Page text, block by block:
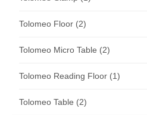
Tolomeo Floor (2)
Tolomeo Micro Table (2)
Tolomeo Reading Floor (1)
Tolomeo Table (2)